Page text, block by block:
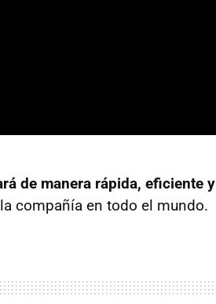
de manera rápida, eficiente y
compañía en todo el mundo.